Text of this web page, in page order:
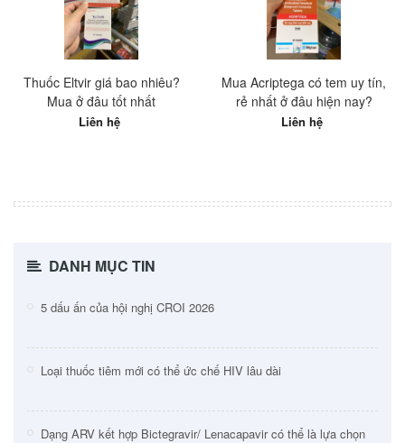
Thuốc Eltvir giá bao nhiêu?
Mua ở đâu tốt nhất
Liên hệ
Mua Acriptega có tem uy tín,
rẻ nhất ở đâu hiện nay?
Liên hệ
DANH MỤC TIN
5 dấu ấn của hội nghị CROI 2026
Loại thuốc tiêm mới có thể ức chế HIV lâu dài
Dạng ARV kết hợp Bictegravir/ Lenacapavir có thể là lựa chọn